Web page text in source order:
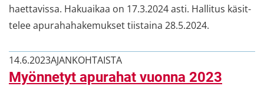
haet­ta­vis­sa. Ha­kuai­kaa on 17.3.2024 asti. Hal­li­tus kä­sit­
te­lee apu­ra­ha­ha­ke­muk­set tiis­tai­na 28.5.2024.
14.6.2023AJAN­KOH­TAIS­TA
Myön­ne­tyt apu­ra­hat vuon­na 2023